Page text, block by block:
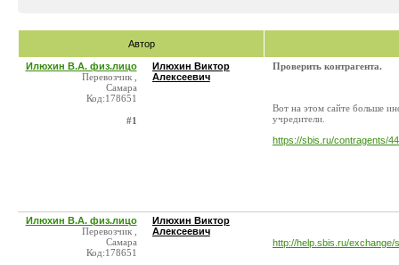
Автор
Илюхин В.А. физ.лицо
Перевозчик ,
Самара
Код:178651
#1
Илюхин Виктор
Алексеевич
Проверить контрагента.
Вот на этом сайте больше
учредители.
https://sbis.ru/contragents/
Илюхин В.А. физ.лицо
Перевозчик ,
Самара
Код:178651
Илюхин Виктор
Алексеевич
http://help.sbis.ru/